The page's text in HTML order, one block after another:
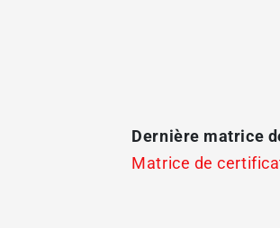
Dernière matrice
Matrice de